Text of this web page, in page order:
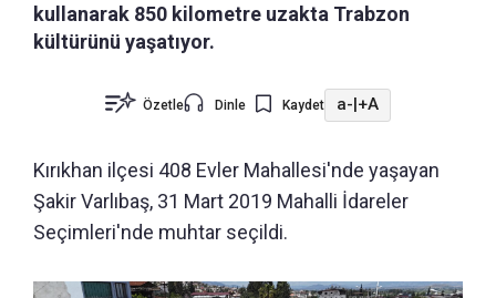
kullanarak 850 kilometre uzakta Trabzon
kültürünü yaşatıyor.
Özetle Dinle Kaydet a-|+A
Kırıkhan ilçesi 408 Evler Mahallesi'nde yaşayan
Şakir Varlıbaş, 31 Mart 2019 Mahalli İdareler
Seçimleri'nde muhtar seçildi.